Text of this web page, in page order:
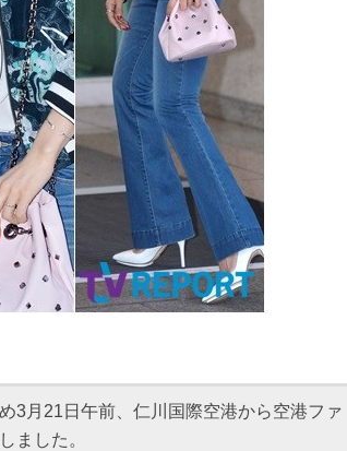
3月21日午前、仁川国際空港から空港ファ
ました。